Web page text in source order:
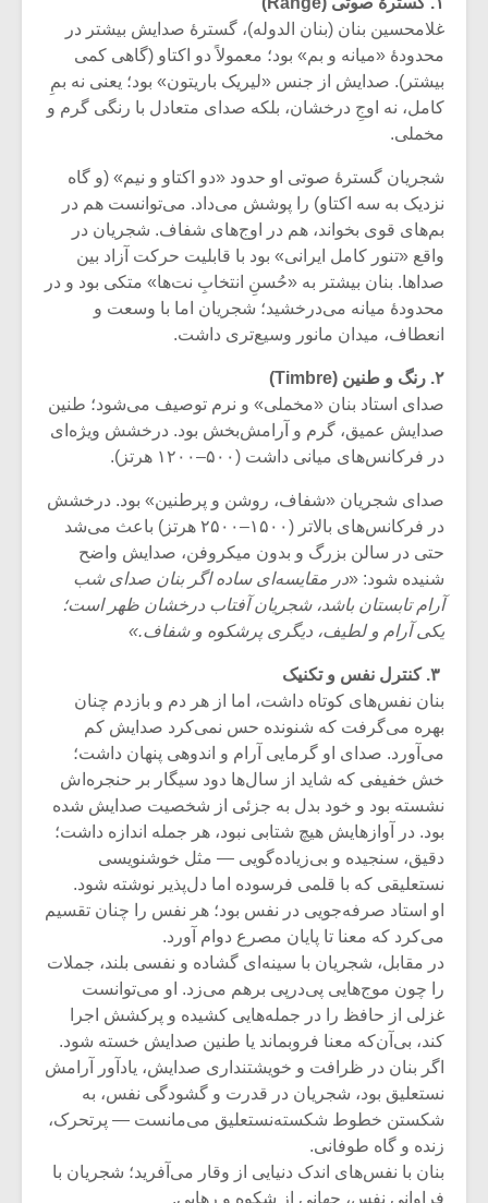
غلامحسین بنان (بنان الدوله)، گسترهٔ صدایش بیشتر در
محدودهٔ «میانه و بم» بود؛ معمولاً دو اکتاو (گاهی کمی
بیشتر). صدایش از جنس «لیریک باریتون» بود؛ یعنی نه بمِ
کامل، نه اوجِ درخشان، بلکه صدای متعادل با رنگی گرم و
مخملی.
شجریان گسترهٔ صوتی او حدود «دو اکتاو و نیم» (و گاه
نزدیک به سه اکتاو) را پوشش می‌داد. می‌توانست هم در
بم‌های قوی بخواند، هم در اوج‌های شفاف. شجریان در
واقع «تنور کامل ایرانی» بود با قابلیت حرکت آزاد بین
صداها. بنان بیشتر به «حُسنِ انتخابِ نت‌ها» متکی بود و در
محدودهٔ میانه می‌درخشید؛ شجریان اما با وسعت و
انعطاف، میدان مانور وسیع‌تری داشت.
۲. رنگ و طنین ( Timbre
)
صدای استاد بنان «مخملی» و نرم توصیف می‌شود؛ طنین
صدایش عمیق، گرم و آرامش‌بخش بود. درخشش ویژه‌ای
در فرکانس‌های میانی داشت (۵۰۰–۱۲۰۰ هرتز).
صدای شجریان «شفاف، روشن و پرطنین» بود. درخشش
در فرکانس‌های بالاتر (۱۵۰۰–۲۵۰۰ هرتز) باعث می‌شد
حتی در سالن بزرگ و بدون میکروفن، صدایش واضح
شنیده شود: «در مقایسه‌ای ساده اگر بنان صدای شب
آرام تابستان باشد، شجریان آفتاب درخشان ظهر است؛
یکی آرام و لطیف، دیگری پرشکوه و شفاف.»
بنان نفس‌های کوتاه داشت، اما از هر دم و بازدم چنان
بهره می‌گرفت که شنونده حس نمی‌کرد صدایش کم
می‌آورد. صدای او گرمایی آرام و اندوهی پنهان داشت؛
خش خفیفی که شاید از سال‌ها دود سیگار بر حنجره‌اش
نشسته بود و خود بدل به جزئی از شخصیت صدایش شده
بود. در آوازهایش هیچ شتابی نبود، هر جمله اندازه داشت؛
دقیق، سنجیده و بی‌زیاده‌گویی — مثل خوشنویسی
نستعلیقی که با قلمی فرسوده اما دل‌پذیر نوشته شود.
او استاد صرفه‌جویی در نفس بود؛ هر نفس را چنان تقسیم
می‌کرد که معنا تا پایان مصرع دوام آورد.
در مقابل، شجریان با سینه‌ای گشاده و نفسی بلند، جملات
را چون موج‌هایی پی‌درپی برهم می‌زد. او می‌توانست
غزلی از حافظ را در جمله‌هایی کشیده و پرکشش اجرا
کند، بی‌آن‌که معنا فروبماند یا طنین صدایش خسته شود.
اگر بنان در ظرافت و خویشتنداری صدایش، یادآور آرامش
نستعلیق بود، شجریان در قدرت و گشودگی نفس، به
شکستن خطوط شکسته‌نستعلیق می‌مانست — پرتحرک،
زنده و گاه طوفانی.
بنان با نفس‌های اندک دنیایی از وقار می‌آفرید؛ شجریان با
فراوانیِ نفس، جهانی از شکوه و رهایی.
میکلوش روژا
یادداشتی بر موسیقی
متن فیلم «متری
شیش و نیم»
مشهورترین باشی،
بدنام ترین باش
موسیقی
برگزار
موسیقی